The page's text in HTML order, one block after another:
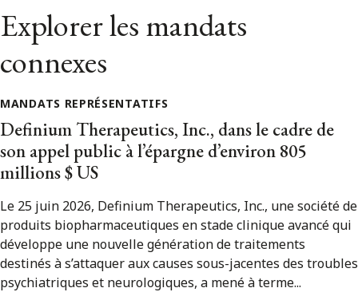
Explorer les mandats
connexes
MANDATS REPRÉSENTATIFS
Definium Therapeutics, Inc., dans le cadre de
son appel public à l’épargne d’environ 805
millions $ US
Le 25 juin 2026, Definium Therapeutics, Inc., une société de
produits biopharmaceutiques en stade clinique avancé qui
développe une nouvelle génération de traitements
destinés à s’attaquer aux causes sous-jacentes des troubles
psychiatriques et neurologiques, a mené à terme...